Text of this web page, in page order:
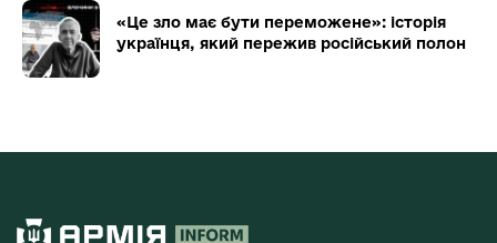
«Це зло має бути переможене»: історія
українця, який пережив російський полон